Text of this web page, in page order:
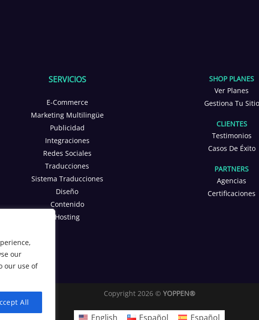
our
our use of
All
SERVICIOS
E-Commerce
Marketing Multilingüe
Publicidad
Integraciones
Redes Sociales
Traducciones
Sistema Traducciones
Diseño
Contenido
Hosting
SHOP PLANES
Ver Planes
Gestiona Tu Sitio
CLIENTES
Testimonios
Casos De Éxito
PARTNERS
Agencias
Certificaciones
Copyright 2026 © YOPPEN®
English Español Español